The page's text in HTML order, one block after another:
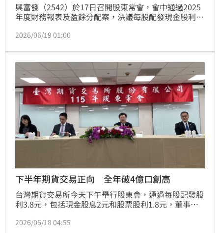
興富發（2542）於17日召開股東常會，會中通過2025
年度財務報表及盈餘分配案，決議每股配發現金股利4
元，較去年同期大幅成長超過21倍，展現強勁成長動
定收益兩大營運引擎支撐，未來三年營收規模可望穩定
維持在500億元至800億元之間，對房市及公司發展前
景抱持樂觀看法。
2026/06/19 01:00
下半年期貨交易正向 全年破4億口創高
台灣期貨交易所今天下午舉行股東會，通過每股配發股
利3.8元，包括現金股息2元和股票股利1.8元，董事長
交易基礎上，研議期貨市場國定假日交易制度。
2026/06/18 04:55